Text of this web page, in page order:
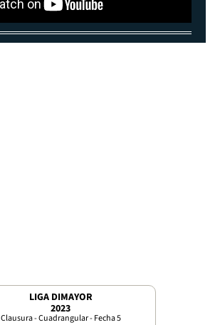
LIGA DIMAYOR
2023
Clausura - Cuadrangular - Fecha 5